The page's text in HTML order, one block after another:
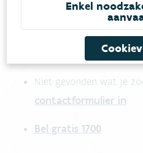
Heb je vragen?
Bekijk het overzicht van
Niet gevonden wat je
contactformulier in.
Bel gratis 1700
Enkel